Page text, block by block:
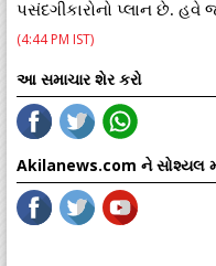
પસંદગીકારોનો પ્લાન છે.
(4:44 PM IST)
આ સમાચાર શેર કરો
Akilanews.com ને સોશ્યલ